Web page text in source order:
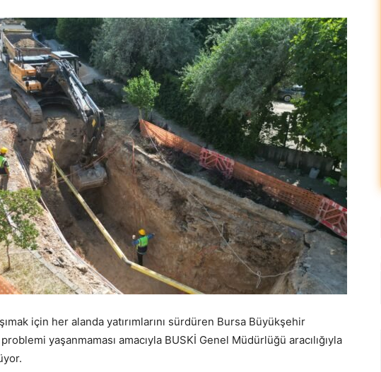
için her alanda yatırımlarını sürdüren Bursa Büyükşehir
yaşanmaması amacıyla BUSKİ Genel Müdürlüğü aracılığıyla